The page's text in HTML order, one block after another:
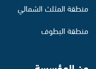
منطقة المثلث الشمالي
منطقة البطوف